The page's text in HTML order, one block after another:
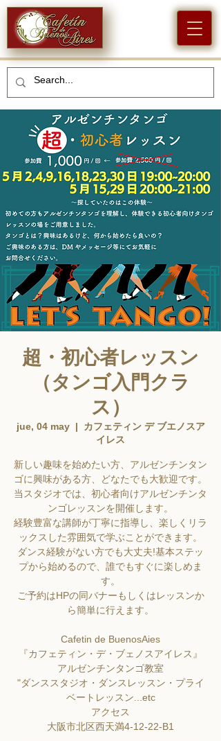
超・初心者レッスン
（タンゴ入門クラ
ス）
jue, 04 may
  |
カフェティン デ ブエノスア
イレス
新しい趣味を始めたい方、アルゼンチンタン
ゴに興味がある方、どなたでも大歓迎です。
当スタジオでは、初心者向けアルゼンチンタ
ンゴレッスンを開催します。
経験豊富な講師が丁寧に指導し、楽しくリラ
ックスした雰囲気で学ぶことができます。
ダンス経験がない方でも大丈夫!基本ステッ
プから始めるので、誰でもすぐに楽しめま
す。
ご予約はHPの同バナーもしくはレッスンか
ら簡単に行えます。
Cafetin de BuenosAies
『カフェティン・デ・ブェノスアイレス』
アルゼンチンタンゴ教室
"ダンススタジオ・ダンスレッスン・プライ
ベートレッスン...etc
アクセス
大阪市北区西天満4-12-22-B1